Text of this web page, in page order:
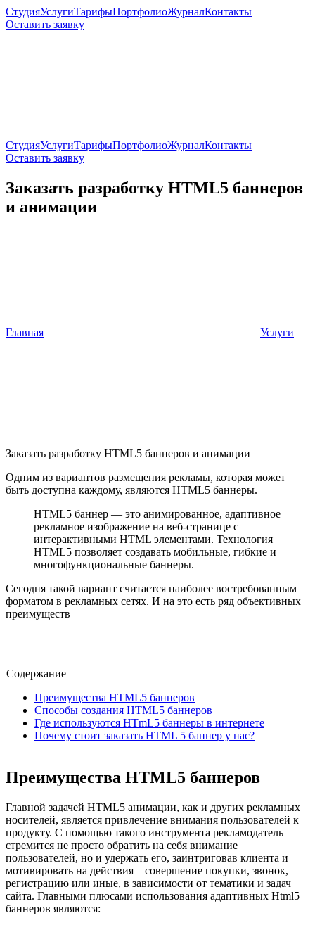
СтудияУслугиТарифыПортфолиоЖурналКонтакты
Оставить заявку
СтудияУслугиТарифыПортфолиоЖурналКонтакты
Оставить заявку
Заказать разработку HTML5 баннеров
и анимации
Главная Услуги
Заказать разработку HTML5 баннеров и анимации
Одним из вариантов размещения рекламы, которая может
быть доступна каждому, являются HTML5 баннеры.
HTML5 баннер — это анимированное, адаптивное
рекламное изображение на веб-странице с
интерактивными HTML элементами. Технология
HTML5 позволяет создавать мобильные, гибкие и
многофункциональные баннеры.
Сегодня такой вариант считается наиболее востребованным
форматом в рекламных сетях. И на это есть ряд объективных
преимуществ
Содержание
Преимущества HTML5 баннеров
Способы создания HTML5 баннеров
Где используются HTmL5 баннеры в интернете
Почему стоит заказать HTML 5 баннер у нас?
Преимущества HTML5 баннеров
Главной задачей HTML5 анимации, как и других рекламных
носителей, является привлечение внимания пользователей к
продукту. С помощью такого инструмента рекламодатель
стремится не просто обратить на себя внимание
пользователей, но и удержать его, заинтриговав клиента и
мотивировать на действия – совершение покупки, звонок,
регистрацию или иные, в зависимости от тематики и задач
сайта. Главными плюсами использования адаптивных Html5
баннеров являются: